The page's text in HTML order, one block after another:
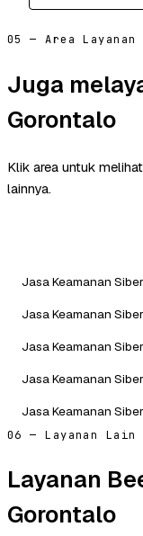
05 — Area Layanan
Juga
Gorontalo
Klik area untuk
lainnya.
Jasa Keamanan
Jasa Keamanan
Jasa Keamanan
Jasa Keamanan
Jasa Keamanan
06 — Layanan Lain
Layanan
Gorontalo